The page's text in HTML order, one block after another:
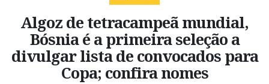
Algoz de tetracampeã mundial,
Bósnia é a primeira seleção a
divulgar lista de convocados para
Copa; confira nomes